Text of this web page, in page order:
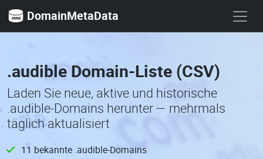
DomainMetaData
.audible Domain-Liste (CSV)
Laden Sie neue, aktive und historische
.audible-Domains herunter — mehrmals
täglich aktualisiert
11 bekannte .audible-Domains